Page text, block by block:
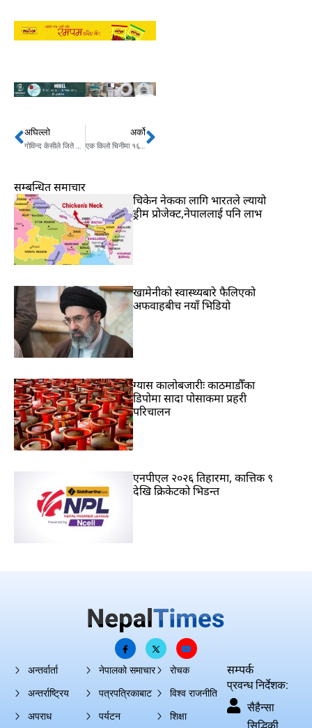
Prev
अघिल्लो अर्कोNext
सम्बन्धित समाचार
चिकेन नेकका लागि भारतले ल्यायो
ड्रीम प्रोजेक्ट,नेपाललाई पनि लाभ
खामेनीको स्वास्थ्यबारे फैलिएको
अफवाहबीच नयाँ भिडियो
ग्यास कालोबजारीः काठमाडौँका
डिपोमा सादा पोसाकमा प्रहरी
परिचालन
एनपीएल २०२६ तिहारमा, कात्तिक ९
देखि क्रिकेटको भिडन्त
अन्तर्वार्ता
अन्तर्राष्ट्रिय
अपराध
नेपालको समाचार
पत्रपत्रिकाबाट
पर्यटन
रोचक
विश्व राजनीति
शिक्षा
सम्पर्क
प्रवन्ध निर्देशक:
सैहैन्सा
सिद्धिकी